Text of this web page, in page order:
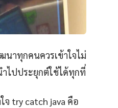
าทุกคนควรเข้าใจไม่
ไปประยุกต์ใช้ได้ทุกที่
try catch java คือ